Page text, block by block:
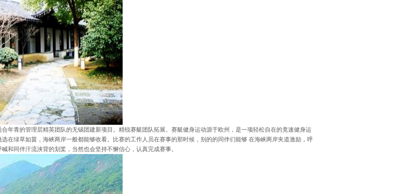
青的管理层精英团队的无锡团建新项目。精锐赛艇团队拓展。赛艇健身运动源于欧州，是一项轻松自在的竟速健身运
在绿草如茵，海峡两岸一般都能够收看。比赛的工作人员在赛事的那时候，别的的同伴们能够 在海峡两岸夹道激励，呼
和同伴汗流浃背的划桨，当然也会坚持不懈信心，认真完成赛事。